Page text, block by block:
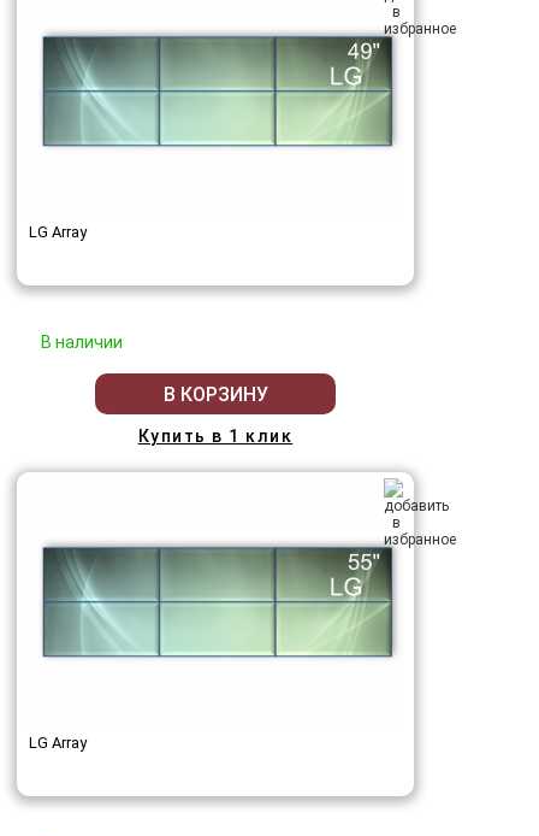
LG Array
В наличии
В КОРЗИНУ
Купить в 1 клик
LG Array